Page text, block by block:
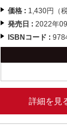
価格 : 1,430円（税
発売日 :2022年
ISBNコード :
詳細を見